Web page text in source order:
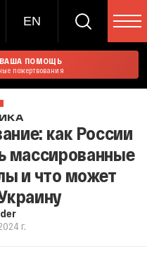
EN
ПОМОЩЬ
пожертвования
как России
массированные
и что может
г.